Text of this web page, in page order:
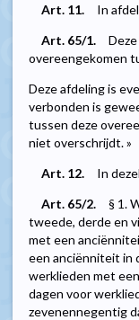
Art. 11.
In
Art. 65/1.
overeengekomen
Deze afdeling is
verbonden is
tussen deze
niet overschrijdt. »
Art. 12.
In
Art. 65/2.
§ 1.
tweede, derde en
met een
een anciënniteit in
werklieden met
dagen voor
zevenennegentig